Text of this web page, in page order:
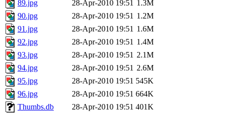
89.jpg
28-Apr-2010 19:51 1.3M
90.jpg
28-Apr-2010 19:51 1.2M
91.jpg
28-Apr-2010 19:51 1.6M
92.jpg
28-Apr-2010 19:51 1.4M
93.jpg
28-Apr-2010 19:51 2.1M
94.jpg
28-Apr-2010 19:51 2.6M
95.jpg
28-Apr-2010 19:51 545K
96.jpg
28-Apr-2010 19:51 664K
Thumbs.db
28-Apr-2010 19:51 401K